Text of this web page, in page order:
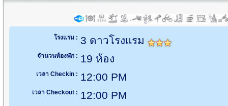
โรงแรม : 3 ดาวโรงแรม
จำนวนห้องพัก : 19 ห้อง
เวลา Checkin : 12:00 PM
เวลา Checkout : 12:00 PM